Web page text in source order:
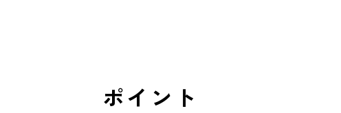
ポイント